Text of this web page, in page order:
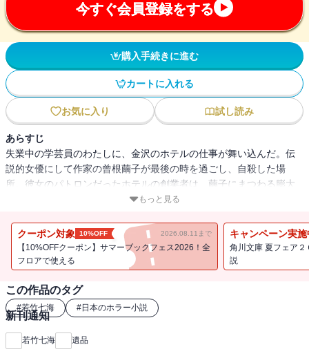
今すぐ会員登録をする
購入手続きに進む
カートに入れる
お気に入り 試し読み
あらすじ
失業中の学芸員のわたしに、金沢のホテルの仕事が舞い込んだ。伝
説的女優にして作家の曾根繭子が最後の時を過ごし、自殺した場
所。彼女のパトロンだったホテルの創業者は、繭子にまつわる膨大
なコレクションを遺していた。その整理を進めるわたしは、彼の歪
異。繭子の呪い？ それとも・・・・・・。ひたひたと忍び寄る恐
怖に次第に侵食されていく日常。絡み合う謎の正体は?! ドラマチッ
クな長編ホラー。
もっと見る
クーポン対象 10%OFF 2026.08.11まで
【10%OFFクーポン】サマーブックフェス2026！全
フロアで使える
キャンペーン実施
角川文庫 夏フェア
説
この作品のタグ
#若竹七海 #日本のホラー小説
新刊通知
若竹七海 遺品